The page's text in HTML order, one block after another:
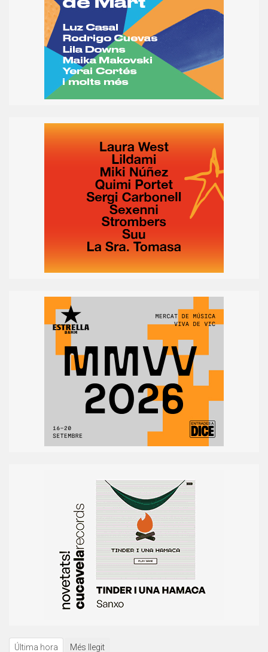
Última hora Més llegit